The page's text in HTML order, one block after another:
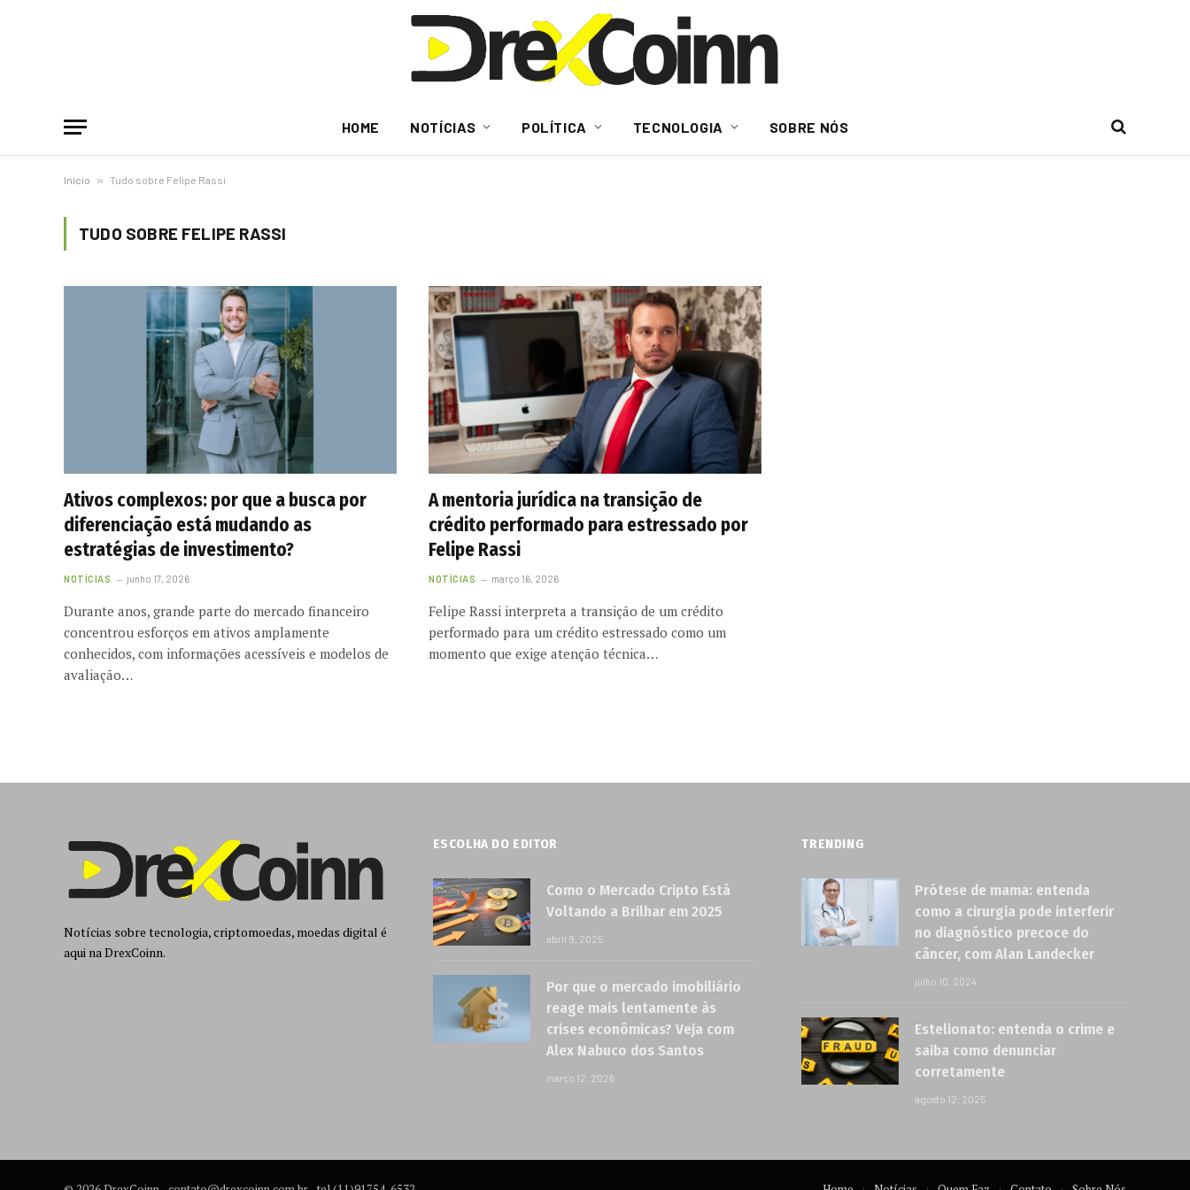
HOME NOTÍCIAS POLÍTICA TECNOLOGIA SOBRE NÓS
Início » Tudo sobre Felipe Rassi
TUDO SOBRE FELIPE RASSI
Ativos complexos: por que a busca por
diferenciação está mudando as
estratégias de investimento?
NOTÍCIAS junho 17, 2026
Durante anos, grande parte do mercado financeiro
concentrou esforços em ativos amplamente
conhecidos, com informações acessíveis e modelos de
avaliação…
A mentoria jurídica na transição de
crédito performado para estressado por
Felipe Rassi
NOTÍCIAS março 16, 2026
Felipe Rassi interpreta a transição de um crédito
performado para um crédito estressado como um
momento que exige atenção técnica…
Notícias sobre tecnologia, criptomoedas, moedas digital é
aqui na DrexCoinn.
ESCOLHA DO EDITOR
Como o Mercado Cripto Está
Voltando a Brilhar em 2025
abril 9, 2025
Por que o mercado imobiliário
reage mais lentamente às
crises econômicas? Veja com
Alex Nabuco dos Santos
março 12, 2026
TRENDING
Prótese de mama: entenda
como a cirurgia pode interferir
no diagnóstico precoce do
câncer, com Alan Landecker
julho 10, 2024
Estelionato: entenda o crime e
saiba como denunciar
corretamente
agosto 12, 2025